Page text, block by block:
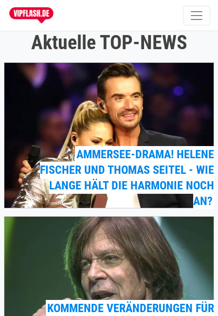
Aktuelle TOP-NEWS
AMMERSEE-DRAMA! HELENE
FISCHER UND THOMAS SEITEL - WIE
LANGE HÄLT DIE HARMONIE NOCH
AN?
KOMMENDE VERÄNDERUNGEN FÜR